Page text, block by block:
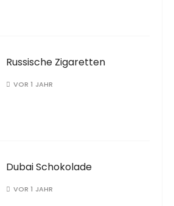
Russische Zigaretten
VOR 1 JAHR
Dubai Schokolade
VOR 1 JAHR